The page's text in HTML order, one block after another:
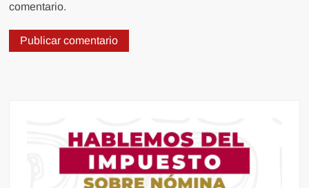
comentario.